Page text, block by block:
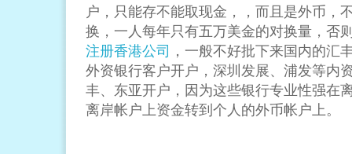
户，只能存不能取现金，，而且是外币，
换，一人每年只有五万美金的对换量，否
注册香港公司 ，一般不好批下来国内的汇
外资银行客户开户，深圳发展、浦发等内
丰、东亚开户，因为这些银行专业性强在
离岸帐户上资金转到个人的外币帐户上。